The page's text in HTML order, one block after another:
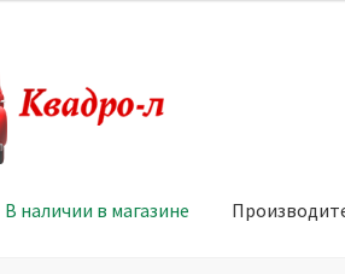
В наличии в магазине